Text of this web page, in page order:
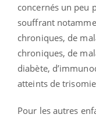
concernés un peu
souffrant
chroniques, de
chroniques, de
diabète,
atteints de
Pour les autres